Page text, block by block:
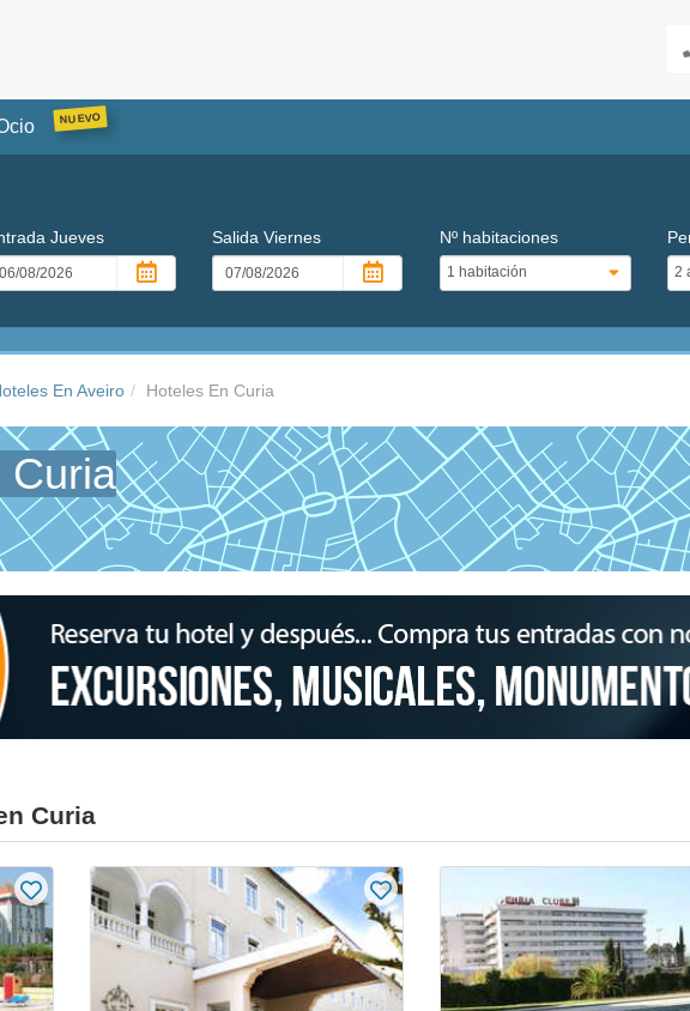
Jueves SalidaViernes Nº habitaciones
En Aveiro Hoteles En Curia
Curia
Curia